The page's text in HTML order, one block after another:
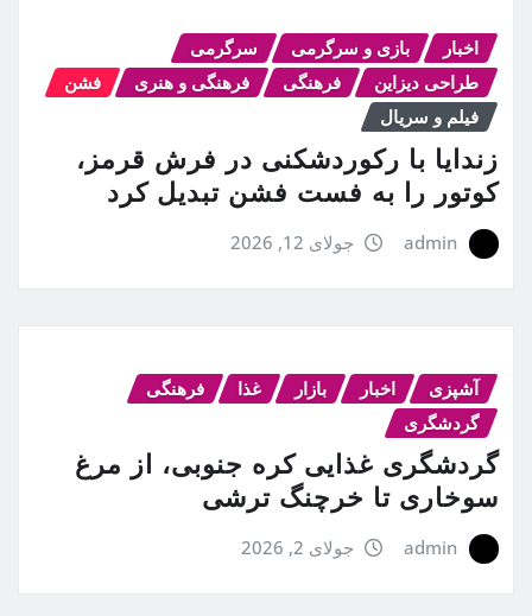
اخبار بازی و سرگرمی
سرگرمی
طراحی دیزاین
فرهنگی فرهنگی و هنری
فشن
فیلم و سریال
زندایا با رکوردشکنی در فرش قرمز،
کوتور را به فست فشن تبدیل کرد
admin جولای 12, 2026
آشپزی اخبار بازار غذا
فرهنگی
گردشگری
گردشگری غذایی کره جنوبی، از مرغ
سوخاری تا خرچنگ ترشی
admin جولای 2, 2026